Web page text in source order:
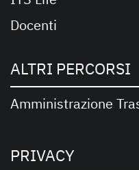
Docenti
ALTRI PERCORSI
Amministrazione
PRIVACY